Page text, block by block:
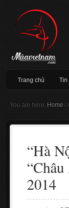
Trang chủ Tin
You are here: Home /
“Hà
2014